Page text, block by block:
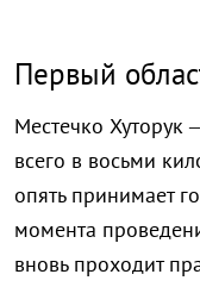
Первый
Местечко Хуторук
всего в восьми
опять принимает
момента
вновь проходит